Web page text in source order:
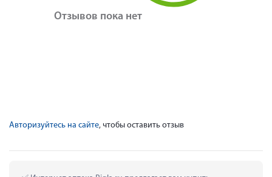
Отзывов пока нет
Авторизуйтесь на сайте, чтобы оставить отзыв